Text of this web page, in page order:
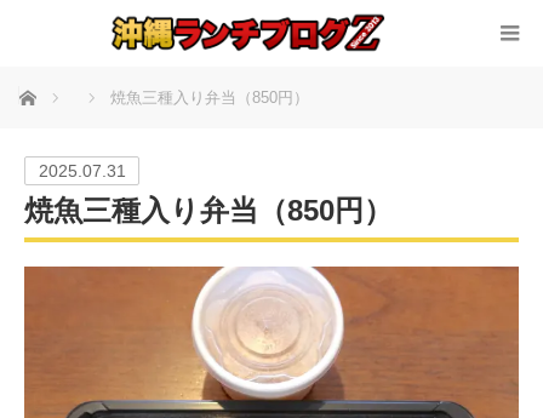
ホーム 焼魚三種入り弁当（850円）
2025.07.31
焼魚三種入り弁当（850円）